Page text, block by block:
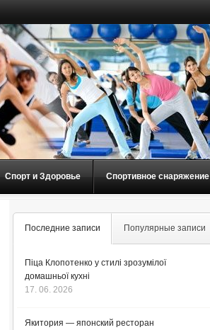
Спорт и Здоровье Спортивное снаряжение
Последние записи Популярные записи
Піца Клопотенко у стилі зрозумілої
домашньої кухні
17. 06. 2026
Якитория — японский ресторан